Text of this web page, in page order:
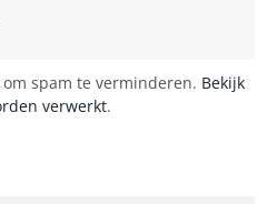
spam te verminderen. Bekijk
verwerkt.